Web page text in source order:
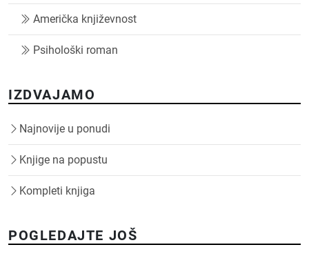
Američka književnost
Psihološki roman
IZDVAJAMO
Najnovije u ponudi
Knjige na popustu
Kompleti knjiga
POGLEDAJTE JOŠ